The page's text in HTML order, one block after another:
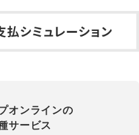
オンラインの
サービス